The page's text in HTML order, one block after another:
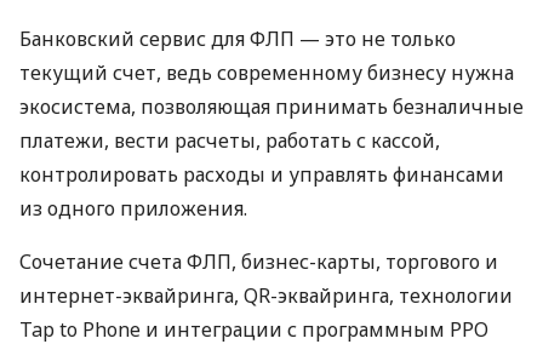
Банковский сервис для ФЛП — это не только
текущий счет, ведь современному бизнесу нужна
экосистема, позволяющая принимать безналичные
платежи, вести расчеты, работать с кассой,
контролировать расходы и управлять финансами
из одного приложения.
Сочетание счета ФЛП, бизнес-карты, торгового и
интернет-эквайринга, QR-эквайринга, технологии
Tap to Phone и интеграции с программным РРО